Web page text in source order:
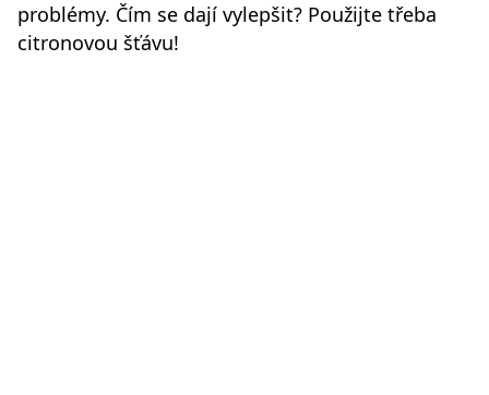
problémy. Čím se dají vylepšit? Použijte třeba
citronovou šťávu!